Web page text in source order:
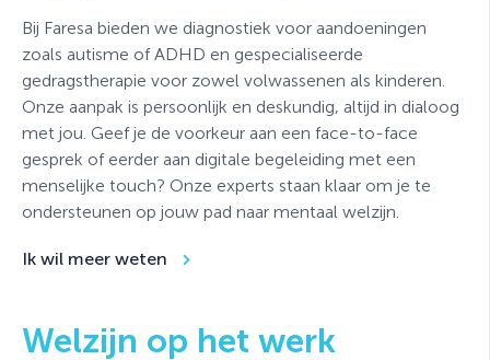
Bij Faresa bieden we diagnostiek voor aandoeningen
zoals autisme of ADHD en gespecialiseerde
gedragstherapie voor zowel volwassenen als kinderen.
Onze aanpak is persoonlijk en deskundig, altijd in dialoog
met jou. Geef je de voorkeur aan een face-to-face
gesprek of eerder aan digitale begeleiding met een
menselijke touch? Onze experts staan klaar om je te
ondersteunen op jouw pad naar mentaal welzijn.
Ik wil meer weten
Welzijn op het werk